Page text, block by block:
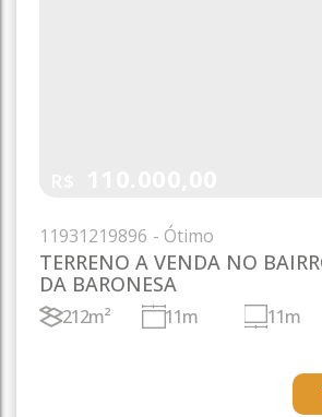
TERRENO A VENDA NO
DA BARONESA
11931219896
212m² 11m 11m